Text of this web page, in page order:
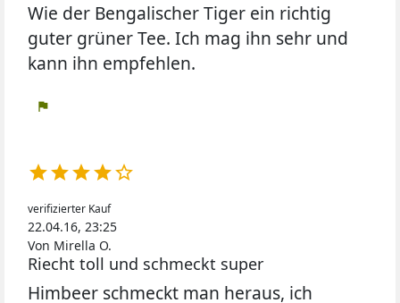
Wie der Bengalischer Tiger ein richtig
guter grüner Tee. Ich mag ihn sehr und
kann ihn empfehlen.
flag

verifizierter Kauf
22.04.16, 23:25
Von Mirella O.
Riecht toll und schmeckt super
Himbeer schmeckt man heraus, ich